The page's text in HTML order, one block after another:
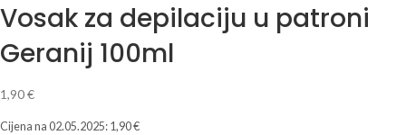
Vosak za depilaciju u patroni
Geranij 100ml
1,90€
Cijena na 02.05.2025: 1,90€